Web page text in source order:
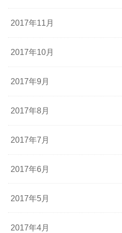
2017年11月
2017年10月
2017年9月
2017年8月
2017年7月
2017年6月
2017年5月
2017年4月